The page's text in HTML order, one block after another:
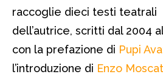
raccoglie dieci testi teatrali
dell’autrice, scritti dal 2004
con la prefazione di Pupi
l’introduzione di Enzo